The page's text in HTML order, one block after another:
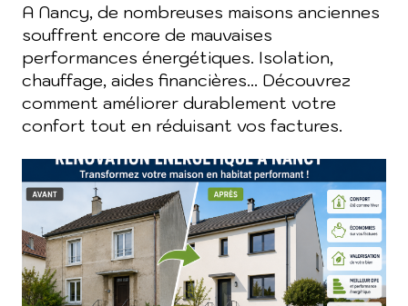
A Nancy, de nombreuses maisons anciennes
souffrent encore de mauvaises
performances énergétiques. Isolation,
chauffage, aides financières... Découvrez
comment améliorer durablement votre
confort tout en réduisant vos factures.